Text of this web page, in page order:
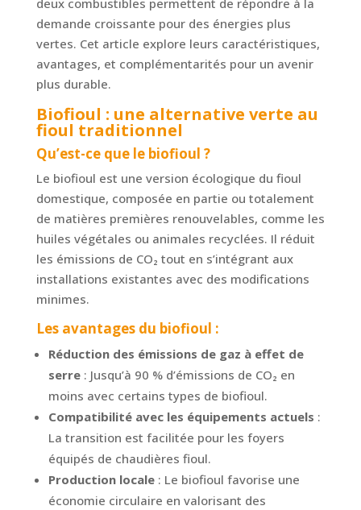
deux combustibles permettent de répondre à la
demande croissante pour des énergies plus
vertes. Cet article explore leurs caractéristiques,
avantages, et complémentarités pour un avenir
plus durable.
Biofioul : une alternative verte au
fioul traditionnel
Qu’est-ce que le biofioul ?
Le biofioul est une version écologique du fioul
domestique, composée en partie ou totalement
de matières premières renouvelables, comme les
huiles végétales ou animales recyclées. Il réduit
les émissions de CO₂ tout en s’intégrant aux
installations existantes avec des modifications
minimes.
Les avantages du biofioul :
Réduction des émissions de gaz à effet de
serre: Jusqu’à 90 % d’émissions de CO₂ en
moins avec certains types de biofioul.
Compatibilité avec les équipements actuels :
La transition est facilitée pour les foyers
équipés de chaudières fioul.
Production locale: Le biofioul favorise une
économie circulaire en valorisant des